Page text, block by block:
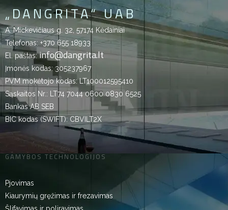
„DANGRITA“ UAB
A. Mickevičiaus g. 32, 57174 Kėdainiai
Telefonas: +370 655 18933
El. paštas:info@dangrita.lt
Įmonės kodas: 305237967
PVM mokėtojo kodas: LT100012595410
Sąskaitos Nr.: LT74 7044 0600 0830 6525
Bankas AB SEB
BIC kodas (SWIFT): CBVILT2X
GAMYBOS TECHNOLOGIJOS
Pjovimas
Kiaurymių gręžimas ir frezavimas